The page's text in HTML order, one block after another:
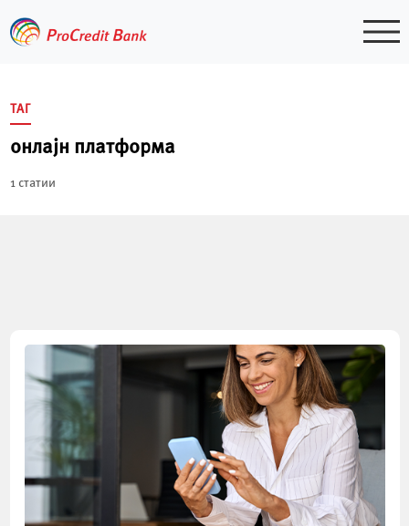
to
content
ТАГ
онлајн платформа
1 статии